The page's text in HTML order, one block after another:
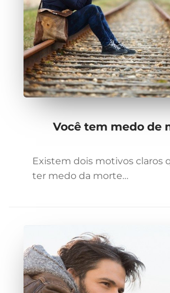
Você tem medo de
Existem dois motivos claros
ter medo da morte…